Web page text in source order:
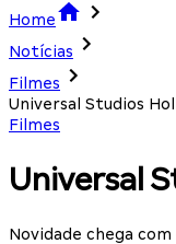
Home
Notícias
Filmes
Universal Studios
Filmes
Universal
Novidade chega